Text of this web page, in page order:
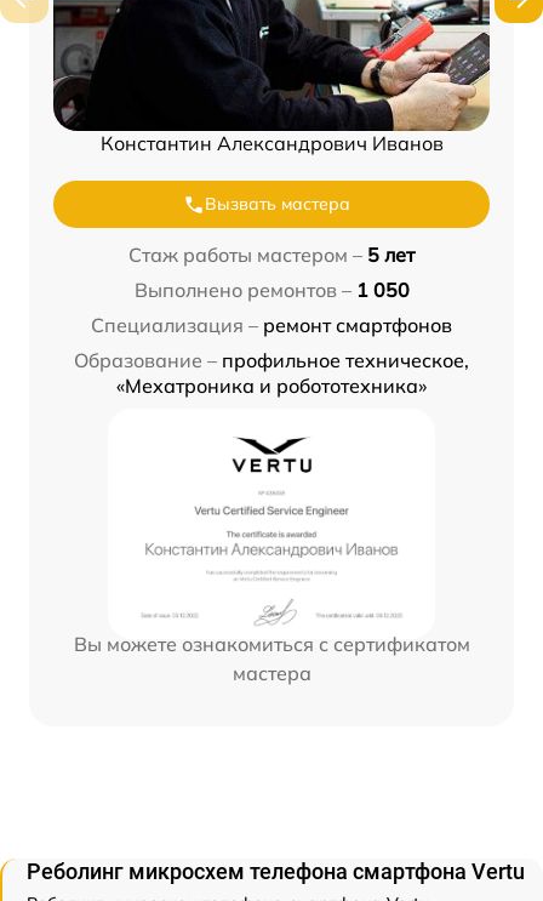
Константин Александрович Иванов
Вызвать мастера
Стаж работы мастером – 5 лет
Выполнено ремонтов – 1 050
Специализация – ремонт смартфонов
Образование – профильное техническое,
«Мехатроника и робототехника»
Вы можете ознакомиться с сертификатом
мастера
Реболинг микросхем телефона смартфона Vertu